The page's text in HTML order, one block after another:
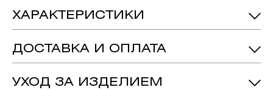
ХАРАКТЕРИСТИКИ
Вставка:
Бриллиант - Количество: 64,
Вес: 0.44ct.
ДОСТАВКА И ОПЛАТА
УХОД ЗА ИЗДЕЛИЕМ